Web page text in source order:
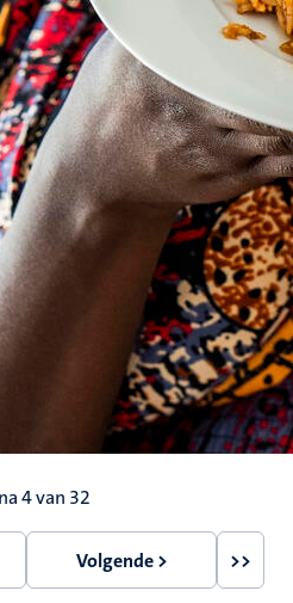
4 van 32
Volgende
Volgende > >>